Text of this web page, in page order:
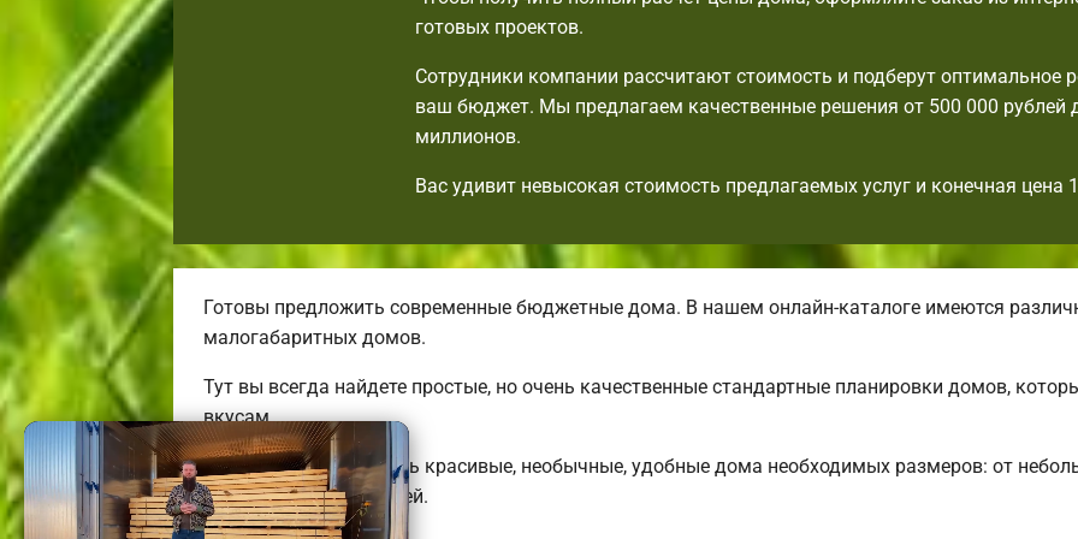
готовых проектов.
Сотрудники компании рассчитают стоимость и подберут оптимальное
ваш бюджет. Мы предлагаем качественные решения от 500 000 рублей
миллионов.
Вас удивит невысокая стоимость предлагаемых услуг и конечная цена
Готовы предложить современные бюджетные дома. В нашем онлайн-каталоге имеются
малогабаритных домов.
Тут вы всегда найдете простые, но очень качественные стандартные планировки домов,
вкусам.
Мы готовы предложить красивые, необычные, удобные дома необходимых размеров: от
трехэтажных коттеджей.